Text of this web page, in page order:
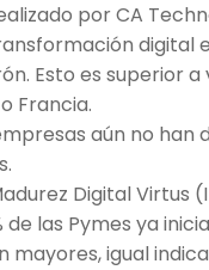
por CA
digital
Esto es superior
Francia.
aún no han
Digital Virtus
de las Pymes ya
mayores, igual